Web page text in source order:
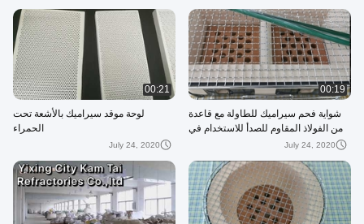
00:19
شواية فحم سيراميك للطاولة مع قاعدة
من الفولاذ المقاوم للصدأ للاستخدام في
July 24, 2020
00:21
لوحة موقد سيراميك بالأشعة تحت
الحمراء
July 24, 2020